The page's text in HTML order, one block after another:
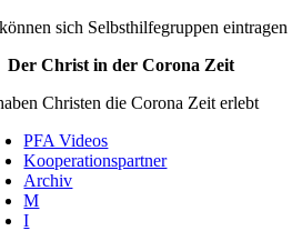
sich Selbsthilfegruppen eintragen
Der Christ in der Corona Zeit
Christen die Corona Zeit erlebt
PFA Videos
Kooperationspartner
Archiv
M
I